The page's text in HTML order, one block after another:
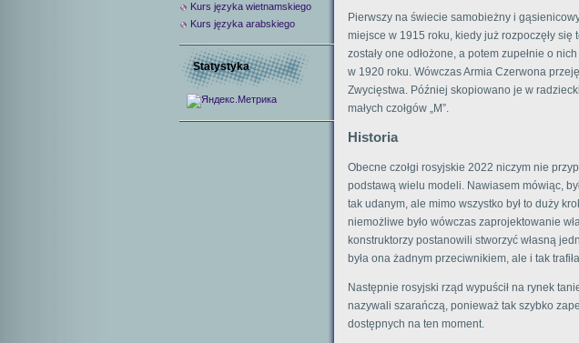
Pierwszy na świecie samobieżny i
miejsce w 1915 roku, kiedy już rozpoczęły
zostały one odłożone, a potem zupełnie o
w 1920 roku. Wówczas Armia Czerwona
Zwycięstwa. Później skopiowano je w
małych czołgów „M”.
Historia
Obecne czołgi rosyjskie 2022 niczym nie
podstawą wielu modeli. Nawiasem mówiąc,
tak udanym, ale mimo wszystko był to duży
niemożliwe było wówczas zaprojektowanie
konstruktorzy postanowili stworzyć własną
była ona żadnym przeciwnikiem, ale i tak
Następnie rosyjski rząd wypuścił na rynek
nazywali szarańczą, ponieważ tak szybko
dostępnych na ten moment.
Kurs języka wietnamskiego
Kurs języka arabskiego
Statystyka